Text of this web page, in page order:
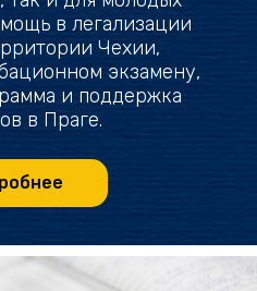
в легализации
Чехии,
экзамену,
и поддержка
в Праге.